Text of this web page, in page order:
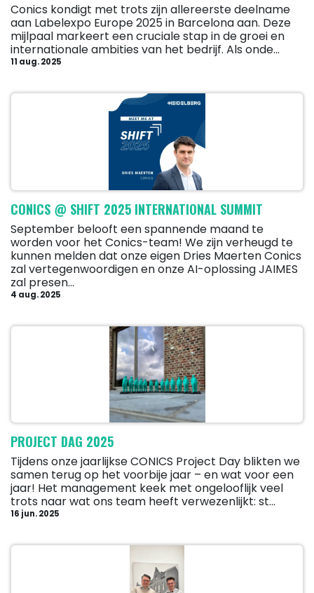
Conics kondigt met trots zijn allereerste deelname
aan Labelexpo Europe 2025 in Barcelona aan. Deze
mijlpaal markeert een cruciale stap in de groei en
internationale ambities van het bedrijf. Als onde...
11 aug. 2025
CONICS @ SHIFT 2025 INTERNATIONAL SUMMIT
September belooft een spannende maand te
worden voor het Conics-team! We zijn verheugd te
kunnen melden dat onze eigen Dries Maerten Conics
zal vertegenwoordigen en onze AI-oplossing JAIMES
zal presen...
4 aug. 2025
PROJECT DAG 2025
Tijdens onze jaarlijkse CONICS Project Day blikten we
samen terug op het voorbije jaar – en wat voor een
jaar! Het management keek met ongelooflijk veel
trots naar wat ons team heeft verwezenlijkt: st...
16 jun. 2025